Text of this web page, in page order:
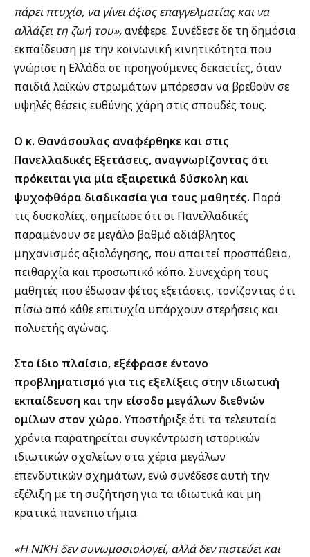
πάρει πτυχίο, να γίνει άξιος επαγγελματίας και να
αλλάξει τη ζωή του»,ανέφερε. Συνέδεσε δε τη δημόσια
εκπαίδευση με την κοινωνική κινητικότητα που
γνώρισε η Ελλάδα σε προηγούμενες δεκαετίες, όταν
παιδιά λαϊκών στρωμάτων μπόρεσαν να βρεθούν σε
υψηλές θέσεις ευθύνης χάρη στις σπουδές τους.
Ο κ. Θανάσουλας αναφέρθηκε και στις
Πανελλαδικές Εξετάσεις, αναγνωρίζοντας ότι
πρόκειται για μία εξαιρετικά δύσκολη και
ψυχοφθόρα διαδικασία για τους μαθητές. Παρά
τις δυσκολίες, σημείωσε ότι οι Πανελλαδικές
παραμένουν σε μεγάλο βαθμό αδιάβλητος
μηχανισμός αξιολόγησης, που απαιτεί προσπάθεια,
πειθαρχία και προσωπικό κόπο. Συνεχάρη τους
μαθητές που έδωσαν φέτος εξετάσεις, τονίζοντας ότι
πίσω από κάθε επιτυχία υπάρχουν στερήσεις και
πολυετής αγώνας.
Στο ίδιο πλαίσιο, εξέφρασε έντονο
προβληματισμό για τις εξελίξεις στην ιδιωτική
εκπαίδευση και την είσοδο μεγάλων διεθνών
ομίλων στον χώρο. Υποστήριξε ότι τα τελευταία
χρόνια παρατηρείται συγκέντρωση ιστορικών
ιδιωτικών σχολείων στα χέρια μεγάλων
επενδυτικών σχημάτων, ενώ συνέδεσε αυτή την
εξέλιξη με τη συζήτηση για τα ιδιωτικά και μη
κρατικά πανεπιστήμια.
«Η ΝΙΚΗ δεν συνωμοσιολογεί, αλλά δεν πιστεύει και